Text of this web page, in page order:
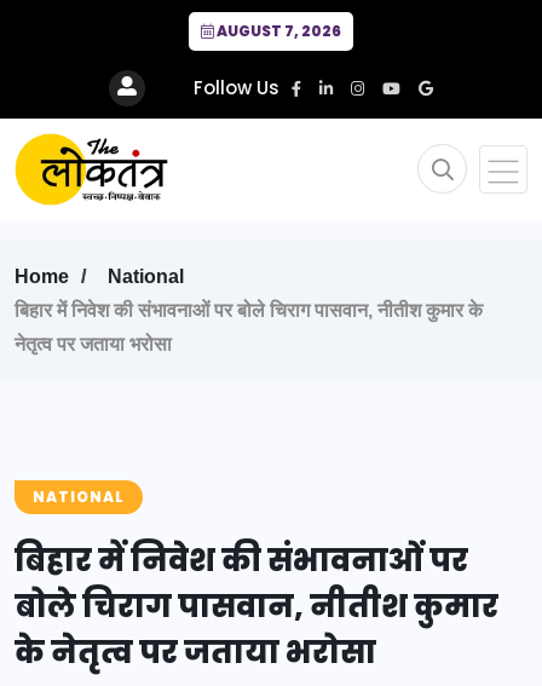
AUGUST 7, 2026
Follow Us
Home
National
बिहार में निवेश की संभावनाओं पर बोले चिराग पासवान, नीतीश कुमार के
नेतृत्व पर जताया भरोसा
NATIONAL
बिहार में निवेश की संभावनाओं पर
बोले चिराग पासवान, नीतीश कुमार
के नेतृत्व पर जताया भरोसा